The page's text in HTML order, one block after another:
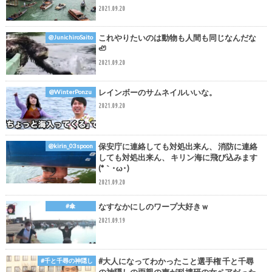
2021.09.20
@JunichiroSaito
これやりたいのは動物も人間も同じなんだな
🦥
2021.09.20
@WinterPonzu レインボーのサムネイルいいな。
2021.09.20
@kirin_03spoon
保安庁に連絡しても対処出来ん、 消防に連絡
しても対処出来ん、 キリン海に飛び込みます
(*｀･ω･)ゞ
2021.09.20
#傘 なすなかにしのワープ大好きｗ
2021.09.19
#千と千尋の神隠し
#大人になってわかったこと選手権 千と千尋